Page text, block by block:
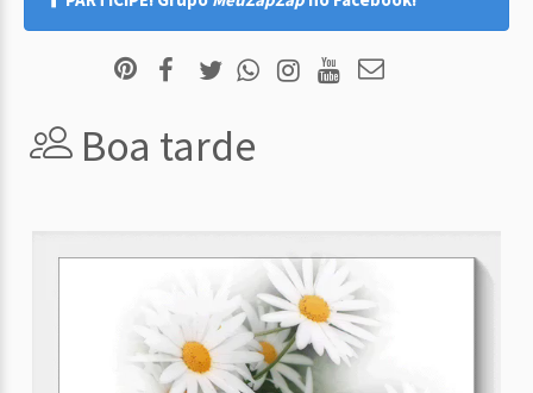
Boa tarde